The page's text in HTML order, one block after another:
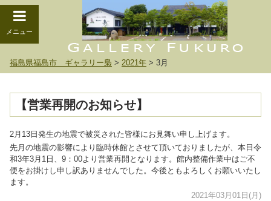
メニュー
福島県福島市 ギャラリー梟 > 2021年 > 3月
【営業再開のお知らせ】
2月13日発生の地震で被災された皆様にお見舞い申し上げます。
先月の地震の影響により臨時休館とさせて頂いておりましたが、本日令
和3年3月1日、9：00より営業再開となります。館内整備作業中はご不
便をお掛けし申し訳ありませんでした。今後ともよろしくお願いいたし
ます。
2021年03月01日(月)